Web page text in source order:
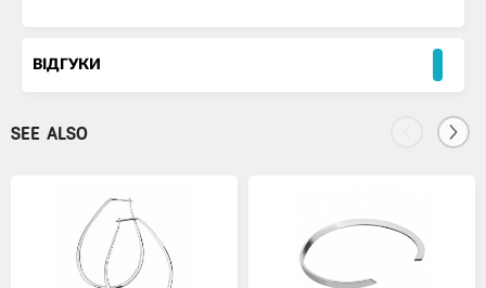
ВІДГУКИ
SEE ALSO